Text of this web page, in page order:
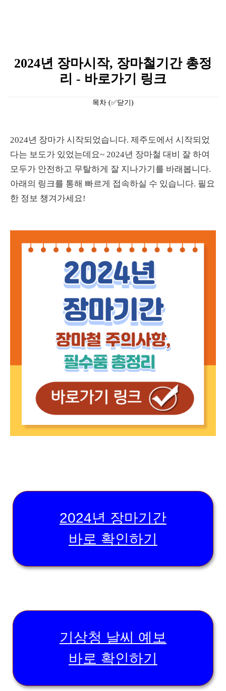
2024년 장마시작, 장마철기간 총정
리 - 바로가기 링크
목차 (✅닫기)
2024년 장마가 시작되었습니다. 제주도에서 시작되었
다는 보도가 있었는데요~ 2024년 장마철 대비 잘 하여
모두가 안전하고 무탈하게 잘 지나가기를 바래봅니다.
아래의 링크를 통해 빠르게 접속하실 수 있습니다. 필요
한 정보 챙겨가세요!
2024년 장마기간
바로 확인하기
기상청 날씨 예보
바로 확인하기